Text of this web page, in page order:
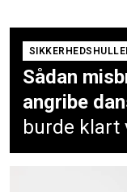
Sådan
angribe
burde